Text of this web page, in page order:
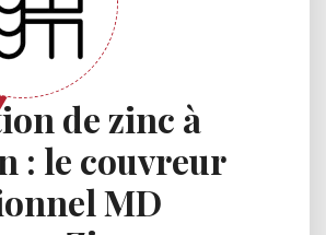
de zinc à
: le couvreur
MD